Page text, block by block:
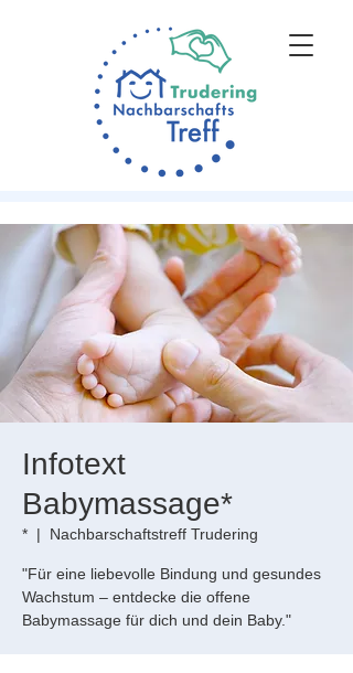
Infotext
Babymassage*
*
  |
Nachbarschaftstreff Trudering
"Für eine liebevolle Bindung und gesundes
Wachstum – entdecke die offene
Babymassage für dich und dein Baby."